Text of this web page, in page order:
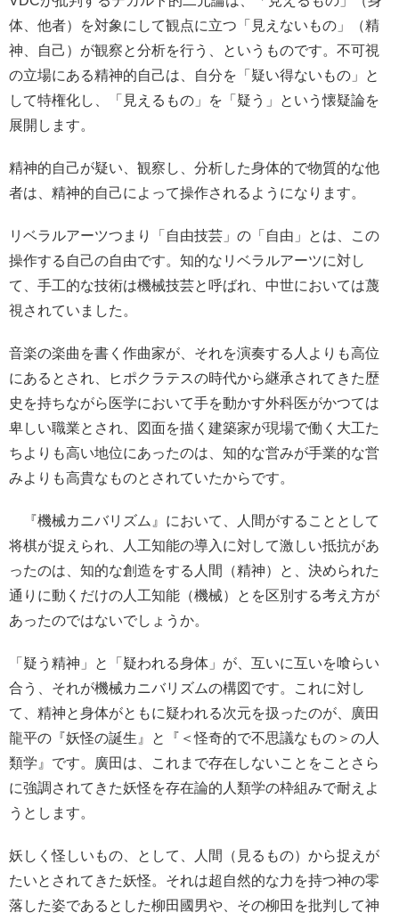
体、他者）を対象にして観点に立つ「見えないもの」（精
神、自己）が観察と分析を行う、というものです。不可視
の立場にある精神的自己は、自分を「疑い得ないもの」と
して特権化し、「見えるもの」を「疑う」という懐疑論を
展開します。
精神的自己が疑い、観察し、分析した身体的で物質的な他
者は、精神的自己によって操作されるようになります。
リベラルアーツつまり「自由技芸」の「自由」とは、この
操作する自己の自由です。知的なリベラルアーツに対し
て、手工的な技術は機械技芸と呼ばれ、中世においては蔑
視されていました。
音楽の楽曲を書く作曲家が、それを演奏する人よりも高位
にあるとされ、ヒポクラテスの時代から継承されてきた歴
史を持ちながら医学において手を動かす外科医がかつては
卑しい職業とされ、図面を描く建築家が現場で働く大工た
ちよりも高い地位にあったのは、知的な営みが手業的な営
みよりも高貴なものとされていたからです。
『機械カニバリズム』において、人間がすることとして
将棋が捉えられ、人工知能の導入に対して激しい抵抗があ
ったのは、知的な創造をする人間（精神）と、決められた
通りに動くだけの人工知能（機械）とを区別する考え方が
あったのではないでしょうか。
「疑う精神」と「疑われる身体」が、互いに互いを喰らい
合う、それが機械カニバリズムの構図です。これに対し
て、精神と身体がともに疑われる次元を扱ったのが、廣田
龍平の『妖怪の誕生』と『＜怪奇的で不思議なもの＞の人
類学』です。廣田は、これまで存在しないことをことさら
に強調されてきた妖怪を存在論的人類学の枠組みで耐えよ
うとします。
妖しく怪しいもの、として、人間（見るもの）から捉えが
たいとされてきた妖怪。それは超自然的な力を持つ神の零
落した姿であるとした柳田國男や、その柳田を批判して神